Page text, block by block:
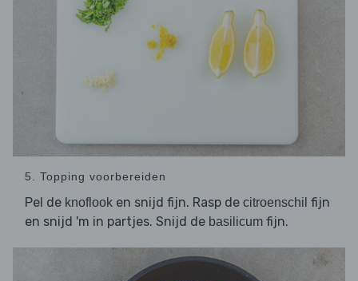
5. Topping voorbereiden
Pel de knoflook en snijd fijn. Rasp de citroenschil fijn
en snijd 'm in partjes. Snijd de basilicum fijn.